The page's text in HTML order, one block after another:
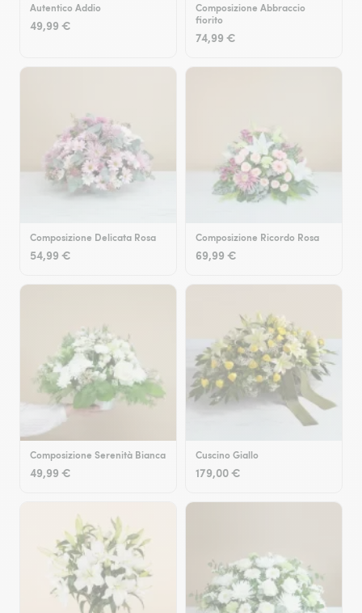
Autentico Addio
49,99 €
Composizione Abbraccio
fiorito
74,99 €
Composizione Delicata Rosa
54,99 €
Composizione Ricordo Rosa
69,99 €
Composizione Serenità Bianca
49,99 €
Cuscino Giallo
179,00 €